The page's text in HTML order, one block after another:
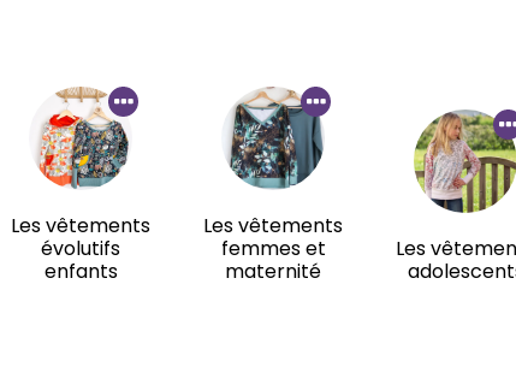
Les vêtements
évolutifs
enfants
Les vêtements
femmes et
maternité
Les